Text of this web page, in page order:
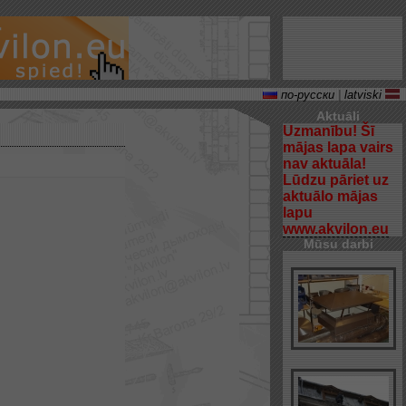
по-русски latviski
Aktuāli
Uzmanību! Šī
mājas lapa vairs
nav aktuāla!
Lūdzu pāriet uz
aktuālo mājas
lapu
www.akvilon.eu
Mūsu darbi